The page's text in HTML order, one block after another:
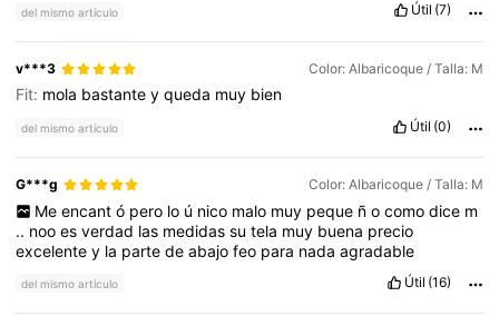
del mismo artículo Útil (7)
v***3 Color: Albaricoque / Talla: M
Fit: mola bastanteyqueda muy bien
del mismo artículo Útil (0)
G***g Color: Albaricoque / Talla: M
Me encant ó pero lo ú nico malo muy peque ñ o como dice m
.. nooesverdad las medidassutela muy buena precio
excelentey la partedeabajofeo para nadaagradable
del mismo artículo Útil (16)